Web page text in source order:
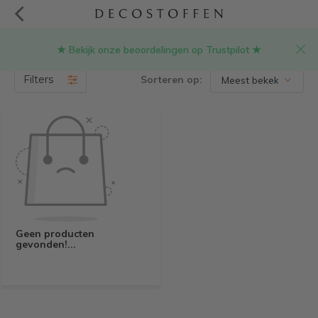
★ Bekijk onze beoordelingen op Trustpilot ★
Producten getagd met stof paw patrol (0)
Filters Sorteren op:
Geen producten
gevonden!...